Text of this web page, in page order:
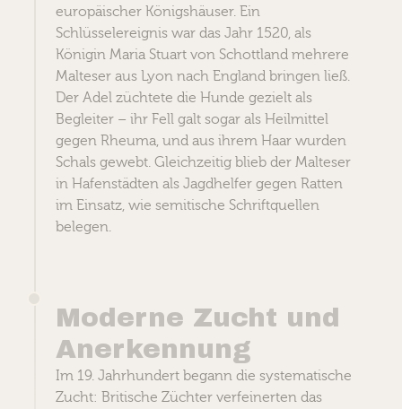
europäischer Königshäuser. Ein
Schlüsselereignis war das Jahr 1520, als
Königin Maria Stuart von Schottland mehrere
Malteser aus Lyon nach England bringen ließ.
Der Adel züchtete die Hunde gezielt als
Begleiter – ihr Fell galt sogar als Heilmittel
gegen Rheuma, und aus ihrem Haar wurden
Schals gewebt. Gleichzeitig blieb der Malteser
in Hafenstädten als Jagdhelfer gegen Ratten
im Einsatz, wie semitische Schriftquellen
belegen.
Moderne Zucht und
Anerkennung
Im 19. Jahrhundert begann die systematische
Zucht: Britische Züchter verfeinerten das